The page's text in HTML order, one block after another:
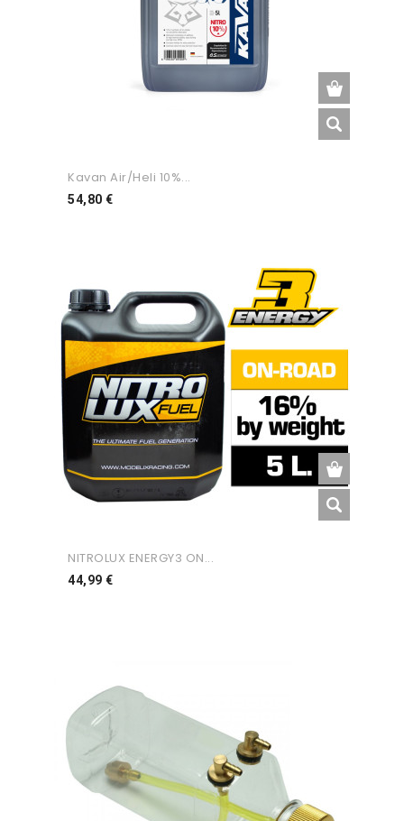
Kavan Air/Heli 10%...
54,80 €Preço
NITROLUX ENERGY3 ON...
44,99 €Preço